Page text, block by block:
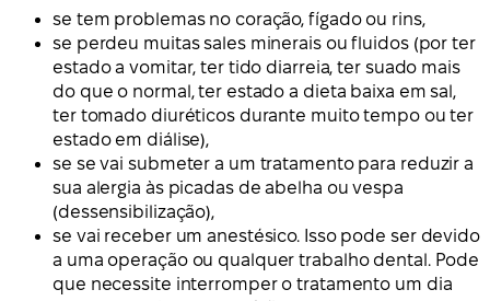
se tem problemas no coração, fígado ou rins,
se perdeu muitas sales minerais ou fluidos (por ter
estado a vomitar, ter tido diarreia, ter suado mais
do que o normal, ter estado a dieta baixa em sal,
ter tomado diuréticos durante muito tempo ou ter
estado em diálise),
se se vai submeter a um tratamento para reduzir a
sua alergia às picadas de abelha ou vespa
(dessensibilização),
se vai receber um anestésico. Isso pode ser devido
a uma operação ou qualquer trabalho dental. Pode
que necessite interromper o tratamento um dia